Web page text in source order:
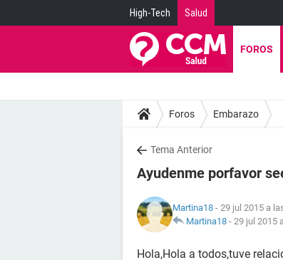
High-Tech Salud
FOROS
Foros Embarazo
Tema Anterior
Ayudenme porfavor
Martina18 - 29 jul 2015 a
Martina18 - 29 jul 2015
Hola,Hola a todos,tuve